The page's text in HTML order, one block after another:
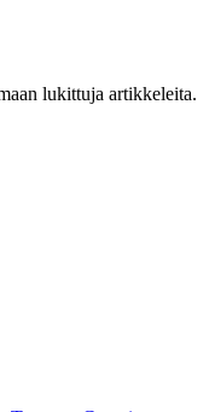
lukittuja artikkeleita.